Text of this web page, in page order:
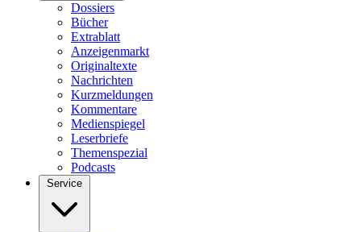
Dossiers
Bücher
Extrablatt
Anzeigenmarkt
Originaltexte
Nachrichten
Kurzmeldungen
Kommentare
Medienspiegel
Leserbriefe
Themenspezial
Podcasts
Service